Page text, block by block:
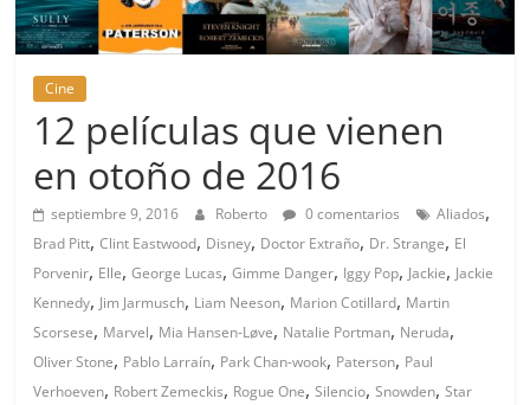
Cine
12 películas que vienen
en otoño de 2016
septiembre 9, 2016 Roberto 0 comentarios Aliados,
Brad Pitt,Clint Eastwood, Disney, Doctor Extraño, Dr. Strange, El
Porvenir, Elle,George Lucas,Gimme Danger, Iggy Pop, Jackie, Jackie
Kennedy, Jim Jarmusch, Liam Neeson, Marion Cotillard, Martin
Scorsese, Marvel, Mia Hansen-Løve, Natalie Portman, Neruda,
Oliver Stone, Pablo Larraín, Park Chan-wook, Paterson, Paul
Verhoeven, Robert Zemeckis, Rogue One,Silencio,Snowden,Star